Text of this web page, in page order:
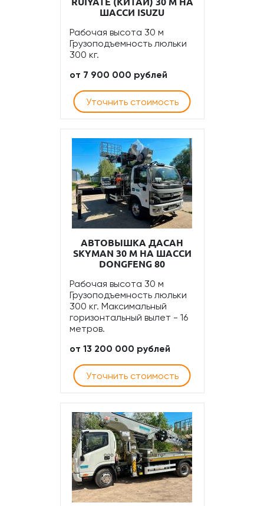
ШАССИ ISUZU
Рабочая высота 30 м
Грузоподъемность люльки
300 кг.
от 7 900 000 рублей
Уточнить стоимость
АВТОВЫШКА ДАСАН
SKYMAN 30 М НА ШАССИ
DONGFENG 80
Рабочая высота 30 м
Грузоподъемность люльки
300 кг. Максимальный
горизонтальный вылет - 16
метров.
от 13 200 000 рублей
Уточнить стоимость